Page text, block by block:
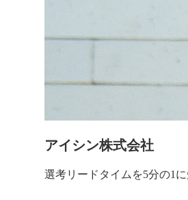
アイシン株式会社
選考リードタイムを5分の1